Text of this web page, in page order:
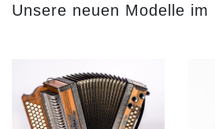
Unsere neuen Modelle im